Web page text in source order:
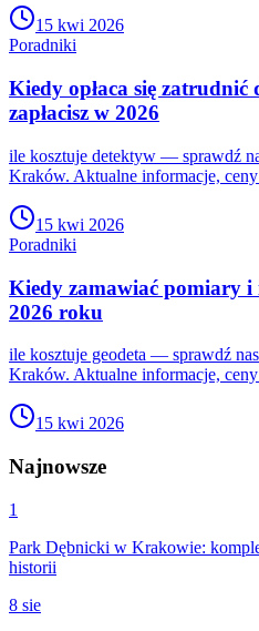
15 kwi 2026
Poradniki
Kiedy opłaca się zatrudnić
zapłacisz w 2026
ile kosztuje detektyw — sprawdź
Kraków. Aktualne informacje,
15 kwi 2026
Poradniki
Kiedy zamawiać pomiary i
2026 roku
ile kosztuje geodeta — sprawdź
Kraków. Aktualne informacje,
15 kwi 2026
Najnowsze
1
Park Dębnicki w Krakowie:
historii
8 sie